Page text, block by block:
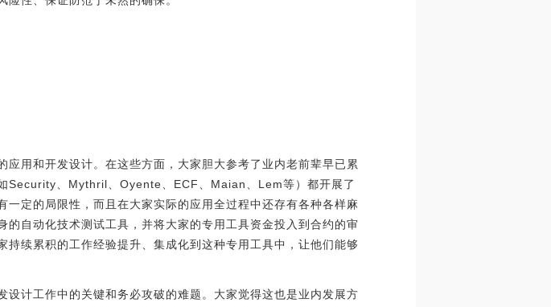
用和开发设计。在这些方面，大家胆大参考了业内老前辈早已累
Security、Mythril、Oyente、ECF、Maian、Lem等）都开展了
定的局限性，而且在大家实际的应用全过程中还存有各种各样麻
自动化技术测试工具，并将大家的专用工具资金投入到合约的审
续累积的工作经验提升、集成化到这种专用工具中，让他们能够
计工作中的关键和务必攻破的难题。大家觉得这也是业内发展方